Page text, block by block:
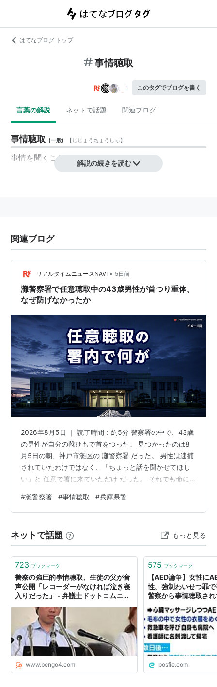
はてなブログ トップ
事情聴取
このタグでブログを書く
言葉の解説 ネットで話題 関連ブログ
事情聴取 (一般) 【 じじょうちょうしゅ】
事情を聞くこと。
解説の続きを読む
関連ブログ
リアルタイムニュースNAVI • 5日前
灘警察署で任意聴取中の43歳男性が首つり重体、
なぜ防げなかったか
2026年8月5日 ｜ 読了時間：約5分 警察署の中で、43歳
の男性が自分の靴ひもで首をつった。 見つかったのは8
月5日の朝、神戸市灘区の 灘警察署 だった。 男性は逮捕
されていたわけではなく、「ちょっと話を聞かせてほし
い」と 任意で署に来ていただけ だった。 それでも命に
の目が届く署内で、なぜこれが起きたのか。 兵庫県警 は
今のところ「突発的な行動によるもの」と説明するにと
まだ出ていない。 分かっていることと、まだ分かってい
ないことを整理していく。 この記事でわかること 灘署の
トイレで43…
#灘警察署 #事情聴取 #兵庫県警
ネットで話題 もっと見る
723 ブックマーク
警察の強圧的事情聴取、生徒の父が音
声公開「レコーダーがなければ泣き寝
入りだった」 - 弁護士ドットコムニュ
www.bengo4.com
575 ブックマーク
【AED論争】女性に
性、強制わいせつ罪
警察から事情聴取さ
念ながら見殺しまし
posfie.com